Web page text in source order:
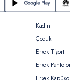
Kadın
Çocuk
Erkek Tişört
Erkek
Erkek